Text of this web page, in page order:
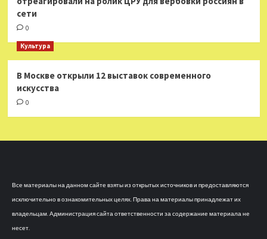
сети
0
Культура
В Москве открыли 12 выставок современного
искусства
0
Все материалы на данном сайте взяты из открытых источников и предоставляются
исключительно в ознакомительных целях. Права на материалы принадлежат их
владельцам. Администрация сайта ответственности за содержание материала не
несет.